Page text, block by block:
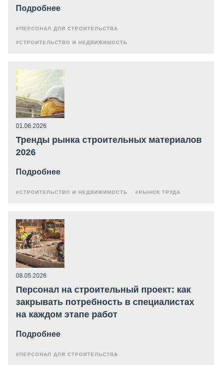
Подробнее
#ПЕРСОНАЛ ДЛЯ СТРОИТЕЛЬСТВА
#СТРОИТЕЛЬСТВО И НЕДВИЖИМОСТЬ
01.06.2026
Тренды рынка строительных материалов
2026
Подробнее
#СТРОИТЕЛЬСТВО И НЕДВИЖИМОСТЬ #РЫНОК ТРУДА
08.05.2026
Персонал на строительный проект: как
закрывать потребность в специалистах
на каждом этапе работ
Подробнее
#ПЕРСОНАЛ ДЛЯ СТРОИТЕЛЬСТВА